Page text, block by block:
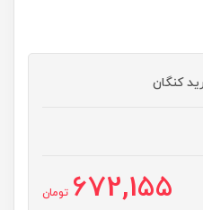
کنگان
672,155 تومان